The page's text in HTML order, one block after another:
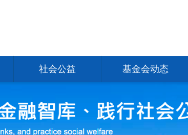
社会公益 基金会动态